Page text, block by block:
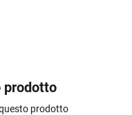
prodotto
prodotto